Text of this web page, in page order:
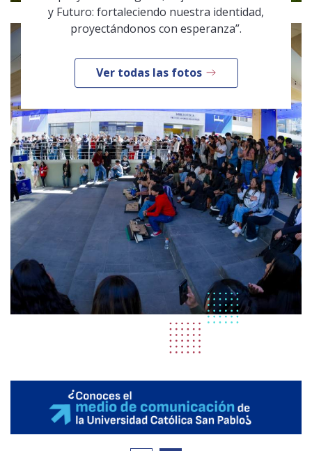
y Futuro: fortaleciendo nuestra identidad,
proyectándonos con esperanza”.
Ver todas las fotos